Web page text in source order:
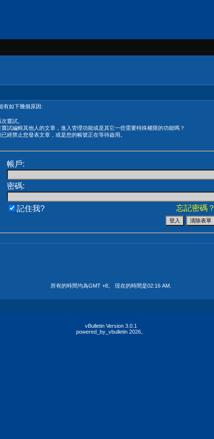
有如下幾個原因:
嘗試。
試編輯其他人的文章，進入管理功能或是其它一些需要特殊權限的功能嗎？
經禁止您發表文章，或是您的帳號正在等待啟用。
帳戶:
密碼:
忘記密碼？
記住我?
所有的時間均為GMT +8。 現在的時間是02:16 AM
vBulletin Version 3.0.1
powered_by_vbulletin 2026。